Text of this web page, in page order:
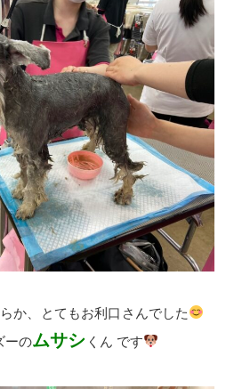
か、とてもお利口さんでした
ーのムサシ くん です